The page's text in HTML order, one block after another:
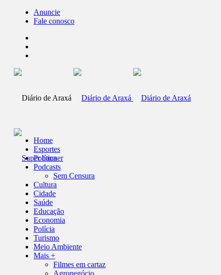
Anuncie
Fale conosco
Home
Esportes
Política
Podcasts
Sem Censura
Cultura
Cidade
Saúde
Educação
Economia
Polícia
Turismo
Meio Ambiente
Mais +
Filmes em cartaz
Agronegócio